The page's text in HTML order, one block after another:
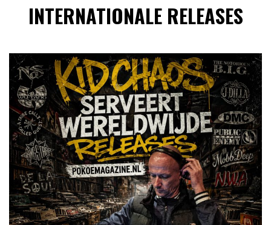
INTERNATIONALE RELEASES